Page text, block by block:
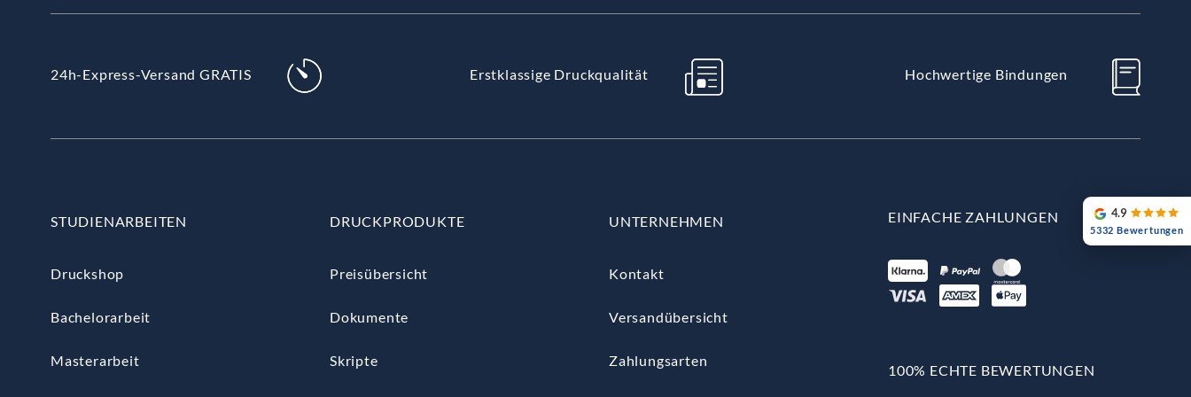
24h-Express-Versand GRATIS Erstklassige Druckqualität Hochwertige Bindungen
STUDIENARBEITEN
Druckshop
Bachelorarbeit
Masterarbeit
DRUCKPRODUKTE
Preisübersicht
Dokumente
Skripte
UNTERNEHMEN
Kontakt
Versandübersicht
Zahlungsarten
EINFACHE ZAHLUNGEN
100% ECHTE BEWERTUNGEN
4.9
5332 Bewertungen